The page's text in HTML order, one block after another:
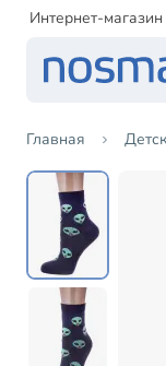
Интернет-
Главная